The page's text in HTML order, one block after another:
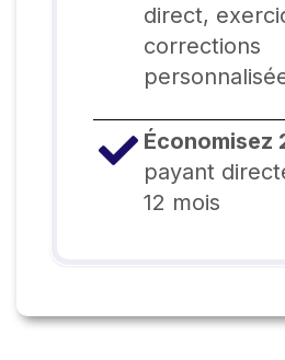
direct,
corrections
Économisez
payant
12 mois